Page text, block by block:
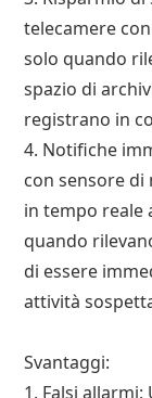
telecamere
solo quando
spazio di
registrano in
4. Notifiche
con sensore
in tempo reale
quando
di essere
attività
Svantaggi:
1. Falsi